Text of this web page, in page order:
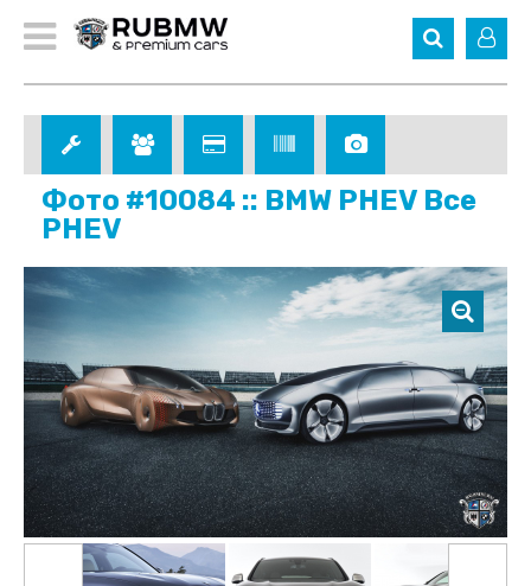
Фото #10084 :: BMW PHEV Все
PHEV